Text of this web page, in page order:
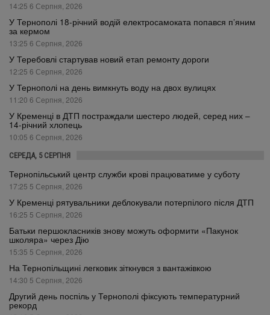
14:25 6 Серпня, 2026
У Тернополі 18-річний водій електросамоката попався п’яним
за кермом
13:25 6 Серпня, 2026
У Теребовлі стартував новий етап ремонту дороги
12:25 6 Серпня, 2026
У Тернополі на день вимкнуть воду на двох вулицях
11:20 6 Серпня, 2026
У Кременці в ДТП постраждали шестеро людей, серед них –
14-річний хлопець
10:05 6 Серпня, 2026
СЕРЕДА, 5 СЕРПНЯ
Тернопільський центр служби крові працюватиме у суботу
17:25 5 Серпня, 2026
У Кременці рятувальники деблокували потерпілого після ДТП
16:25 5 Серпня, 2026
Батьки першокласників знову можуть оформити «Пакунок
школяра» через Дію
15:35 5 Серпня, 2026
На Тернопільщині легковик зіткнувся з вантажівкою
14:30 5 Серпня, 2026
Другий день поспіль у Тернополі фіксують температурний
рекорд